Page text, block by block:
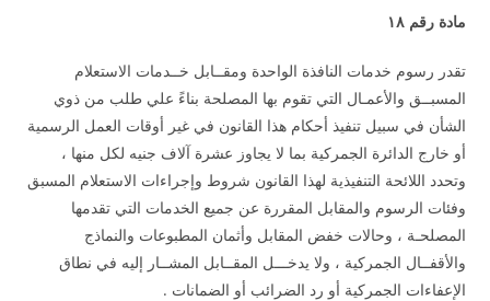
مادة رقم ١٨
تقدر رسوم خدمات النافذة الواحدة ومقــابل خــدمات الاستعلام
المسبــق والأعمـال التي تقوم بها المصلحة بناءً علي طلب من ذوي
الشأن في سبيل تنفيذ أحكام هذا القانون في غير أوقات العمل الرسمية
أو خارج الدائرة الجمركية بما لا يجاوز عشرة آلاف جنيه لكل منها ،
وتحدد اللائحة التنفيذية لهذا القانون شروط وإجراءات الاستعلام المسبق
وفئات الرسوم والمقابل المقررة عن جميع الخدمات التي تقدمها
المصلحـة ، وحالات خفض المقابل وأثمان المطبوعات والنماذج
والأقفــال الجمركية ، ولا يدخـــل المقــابل المشــار إليه في نطاق
الإعفاءات الجمركية أو رد الضرائب أو الضمانات .